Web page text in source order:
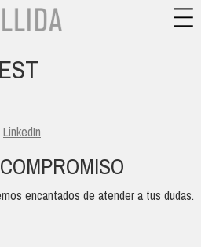
LinkedIn
encantados de atender a tus dudas.